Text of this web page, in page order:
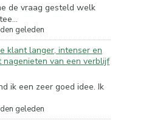
de vraag gesteld welk
geleden
klant langer, intenser en
nagenieten van een verblijf
ik een zeer goed idee. Ik
geleden